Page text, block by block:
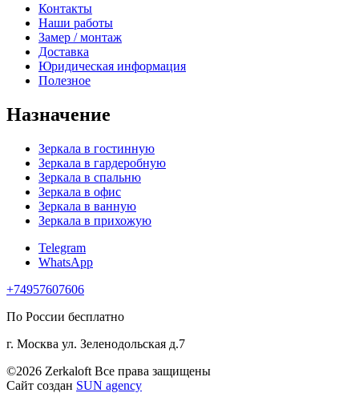
Контакты
Наши работы
Замер / монтаж
Доставка
Юридическая информация
Полезное
Назначение
Зеркала в гостинную
Зеркала в гардеробную
Зеркала в спальню
Зеркала в офис
Зеркала в ванную
Зеркала в прихожую
Telegram
WhatsApp
+74957607606
По России бесплатно
г. Москва ул. Зеленодольская д.7
©2026 Zerkaloft Все права защищены
Сайт создан SUN agency